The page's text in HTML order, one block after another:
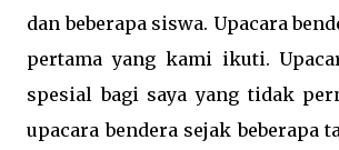
dan beberapa siswa. Upacara
pertama yang kami ikuti.
spesial bagi saya yang tidak
upacara bendera sejak beberapa